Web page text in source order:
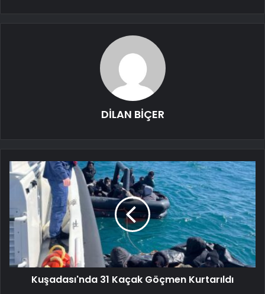
DİLAN BİÇER
Kuşadası'nda 31 Kaçak Göçmen Kurtarıldı